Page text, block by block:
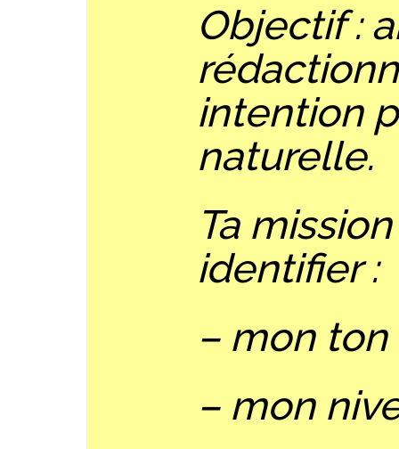
Objectif :
intention
naturelle.
Ta
identifier :
– mon
– mon